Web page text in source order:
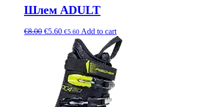
Шлем ADULT
€8.00 €5.60 €5.60 Add to cart